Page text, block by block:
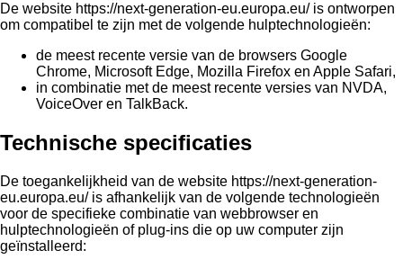
De website https://next-generation-eu.europa.eu/ is ontworpen
om compatibel te zijn met de volgende hulptechnologieën:
de meest recente versie van de browsers Google
Chrome, Microsoft Edge, Mozilla Firefox en Apple Safari,
in combinatie met de meest recente versies van NVDA,
VoiceOver en TalkBack.
Technische specificaties
De toegankelijkheid van de website https://next-generation-
eu.europa.eu/is afhankelijk van de volgende technologieën
voor de specifieke combinatie van webbrowser en
hulptechnologieën of plug-ins die op uw computer zijn
geïnstalleerd: